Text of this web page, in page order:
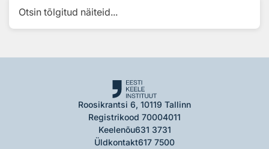
Otsin tõlgitud näiteid...
Roosikrantsi 6, 10119 Tallinn
Registrikood 70004011
Keelenõu631 3731
Üldkontakt617 7500